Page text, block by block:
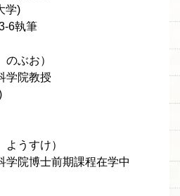
学)
6執筆
ぶお）
学院教授
うすけ）
学院博士前期課程在学中